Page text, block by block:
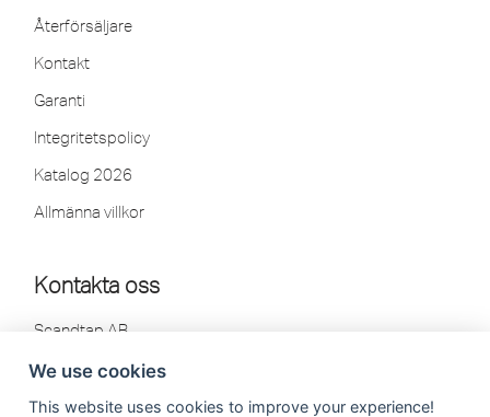
Återförsäljare
Kontakt
Garanti
Integritetspolicy
Katalog 2026
Allmänna villkor
Kontakta oss
Scandtap AB
302 41 Halmstad, Sweden
Tel: 035-260 75 80
We use cookies
This website uses cookies to improve your experience!